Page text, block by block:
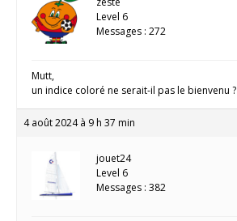
Level 6
Messages : 272
Mutt,
un indice coloré ne serait-il pas le bienvenu ?
4 août 2024 à 9 h 37 min
jouet24
Level 6
Messages : 382